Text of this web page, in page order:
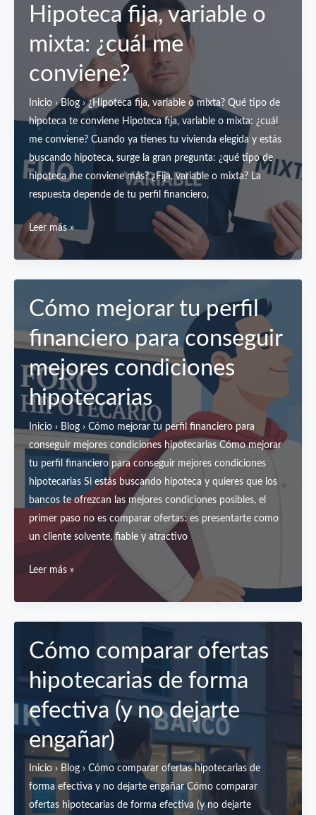
no
coinciden
los
del
Catastro
y
del
Registro
de
la
Hipoteca fija, variable o
mixta: ¿cuál me
conviene?
Inicio › Blog › ¿Hipoteca fija, variable o mixta? Qué tipo de
hipoteca te conviene Hipoteca fija, variable o mixta: ¿cuál
me conviene? Cuando ya tienes tu vivienda elegida y estás
buscando hipoteca, surge la gran pregunta: ¿qué tipo de
hipoteca me conviene más? ¿Fija, variable o mixta? La
respuesta depende de tu perfil financiero,
Hipoteca
fija,
o
mixta:
¿cuál
me
conviene?
Leer más »
Cómo mejorar tu perfil
financiero para conseguir
mejores condiciones
hipotecarias
Inicio › Blog › Cómo mejorar tu perfil financiero para
conseguir mejores condiciones hipotecarias Cómo mejorar
tu perfil financiero para conseguir mejores condiciones
hipotecarias Si estás buscando hipoteca y quieres que los
bancos te ofrezcan las mejores condiciones posibles, el
primer paso no es comparar ofertas: es presentarte como
un cliente solvente, fiable y atractivo
Cómo
perfil
financiero
para
conseguir
condiciones
hipotecarias
Leer más »
Cómo comparar ofertas
hipotecarias de forma
efectiva (y no dejarte
engañar)
Inicio › Blog › Cómo comparar ofertas hipotecarias de
forma efectiva y no dejarte engañar Cómo comparar
ofertas hipotecarias de forma efectiva (y no dejarte